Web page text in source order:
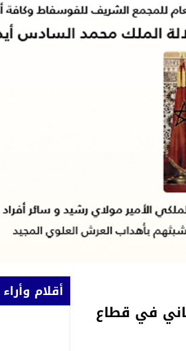
في قطاع
أقلام وأراء